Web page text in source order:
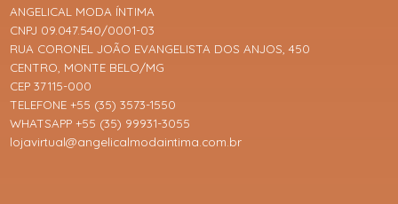
ANGELICAL MODA ÍNTIMA
CNPJ 09.047.540/0001-03
RUA CORONEL JOÃO EVANGELISTA DOS ANJOS, 450
CENTRO, MONTE BELO/MG
CEP 37115-000
TELEFONE +55 (35) 3573-1550
WHATSAPP +55 (35) 99931-3055
lojavirtual@angelicalmodaintima.com.br